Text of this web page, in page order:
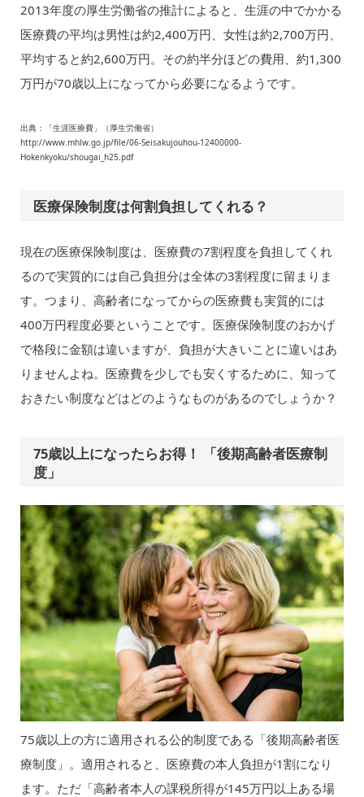
2013年度の厚生労働省の推計によると、生涯の中でかかる
医療費の平均は男性は約2,400万円、女性は約2,700万円、
平均すると約2,600万円。その約半分ほどの費用、約1,300
万円が70歳以上になってから必要になるようです。
出典：「生涯医療費」（厚生労働省）
http://www.mhlw.go.jp/file/06-Seisakujouhou-12400000-
Hokenkyoku/shougai_h25.pdf
医療保険制度は何割負担してくれる？
現在の医療保険制度は、医療費の7割程度を負担してくれ
るので実質的には自己負担分は全体の3割程度に留まりま
す。つまり、高齢者になってからの医療費も実質的には
400万円程度必要ということです。医療保険制度のおかげ
で格段に金額は違いますが、負担が大きいことに違いはあ
りませんよね。医療費を少しでも安くするために、知って
おきたい制度などはどのようなものがあるのでしょうか？
75歳以上になったらお得！ 「後期高齢者医療制
度」
75歳以上の方に適用される公的制度である「後期高齢者医
療制度」。適用されると、医療費の本人負担が1割になり
ます。ただ「高齢者本人の課税所得が145万円以上ある場